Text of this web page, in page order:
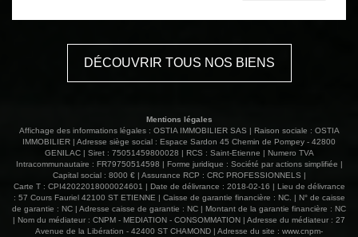
exposé sont disponibles sur le site Géorisques :
DÉCOUVRIR TOUS NOS BIENS
Mentions légales
Affichage des informations légales : OSTIA IMMOBILIER SAS | Raison sociale : OSTIA
IMMOBILIER | Adresse siège social : Espace Sardon 45 Chemin de Pompey - 42800
GENILAC | Siret : 75051459800028 | RCS : Saint-Etienne | Numero TVA
Intracommunautaire : FR79750514598 | Forme juridique : Société par actions simplifiée |
Capital social : 8000 € | Assurance RCP : CRC PROFESSIONNELS |
Carte T : CPI42022018000024601 | Date de délivrance : 2018-02-16 | Lieu de délivrance
: 57 Cours Fauriel 42100 ST ETIENNE | Caisse de garantie financière : NC. | N° de caisse
de garantie : NC | Adresse caisse de garantie : NC | Montant de la garantie financière : NC
| Nom du médiateur : CNPM - MEDIATION - CONSOMMATION | Adresse du médiateur : 27
Avenue de la Libération - 42400 ST CHAMOND | Adresse du site : www.cnpm-